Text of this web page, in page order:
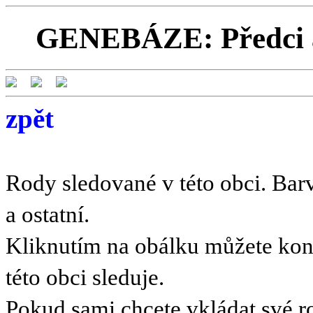
GENEBÁZE: Předci
zpět
Rody sledované v této obci.
a ostatní.
Kliknutím na obálku můžete
této obci sleduje.